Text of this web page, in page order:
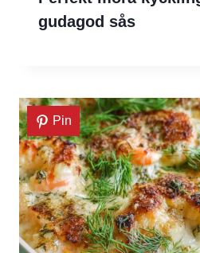
gudagod sås
Pin